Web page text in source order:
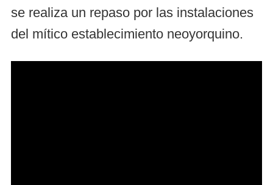
se realiza un repaso por las instalaciones
del mítico establecimiento neoyorquino.